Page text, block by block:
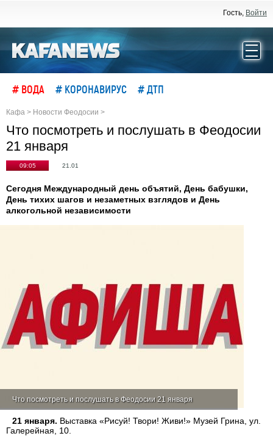
Гость, Войти
# ВОДА # КОРОНАВИРУС # ДТП
Кафа > Новости Феодосии >
Что посмотреть и послушать в Феодосии
21 января
09:05 21.01
Сегодня Международный день объятий, День бабушки,
День тихих шагов и незаметных взглядов и День
алкогольной независимости
Что посмотреть и послушать в Феодосии 21 января
21 января. Выставка «Рисуй! Твори! Живи!» Музей Грина, ул.
Галерейная, 10.